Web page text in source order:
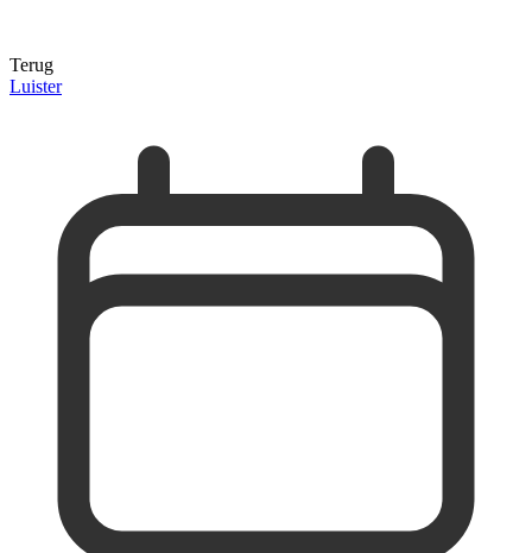
Terug
Luister